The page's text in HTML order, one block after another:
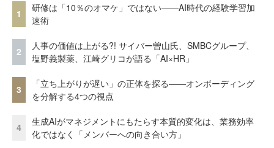
1
研修は「10％のオマケ」ではない——AI時代の経験学習加
速術
2
人事の価値は上がる?! サイバー曽山氏、SMBCグループ、
塩野義製薬、江崎グリコが語る「AI×HR」
3
「立ち上がりが遅い」の正体を探る——オンボーディング
を分解する4つの視点
4
生成AIがマネジメントにもたらす本質的変化は、業務効率
化ではなく「メンバーへの向き合い方」